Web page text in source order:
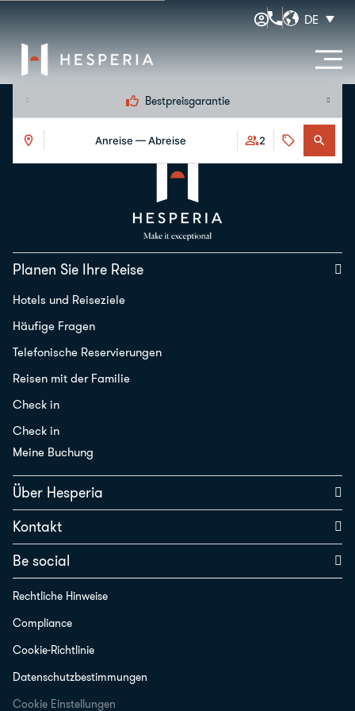
DE
Bestpreisgarantie
Anreise — Abreise 2
Planen Sie Ihre Reise
Hotels und Reiseziele
Häufige Fragen
Telefonische Reservierungen
Reisen mit der Familie
Check in
Check in
Meine Buchung
Über Hesperia
Kontakt
Be social
Rechtliche Hinweise
Compliance
Cookie-Richtlinie
Datenschutzbestimmungen
Cookie Einstellungen